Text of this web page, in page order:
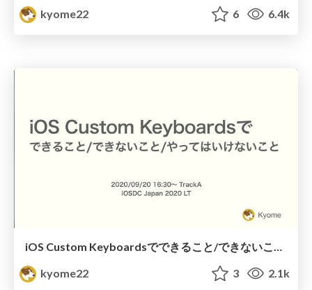
kyome22
6 6.4k
iOS Custom Keyboardsでできること/できないこと/やってはいけないこと / iOSDC Japan 2020 LT
kyome22
3 2.1k